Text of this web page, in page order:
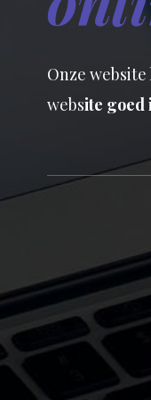
Onze
website goed